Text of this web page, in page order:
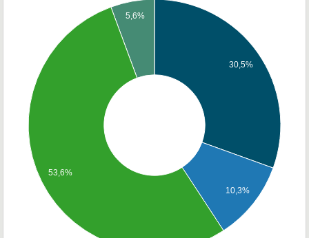
30,5%
10,3%
5,6%
53,6%